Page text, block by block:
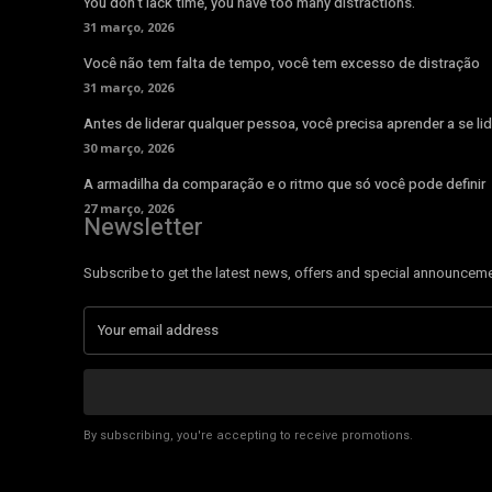
31 março, 2026
Você não tem falta de tempo, você tem excesso de distração
31 março, 2026
Antes de liderar qualquer pessoa, você precisa aprender a se
30 março, 2026
A armadilha da comparação e o ritmo que só você pode definir
27 março, 2026
Newsletter
Subscribe to get the latest news, offers and special
By subscribing, you're accepting to receive promotions.